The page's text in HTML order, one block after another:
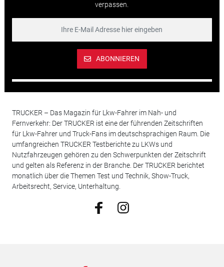
verpassen.
ABONNIEREN
TRUCKER – Das Magazin für Lkw-Fahrer im Nah- und
Fernverkehr: Der TRUCKER ist eine der führenden Zeitschriften
für Lkw-Fahrer und Truck-Fans im deutschsprachigen Raum. Die
umfangreichen TRUCKER Testberichte zu LKWs und
Nutzfahrzeugen gehören zu den Schwerpunkten der Zeitschrift
und gelten als Referenz in der Branche. Der TRUCKER berichtet
monatlich über die Themen Test und Technik, Show-Truck,
Arbeitsrecht, Service, Unterhaltung.